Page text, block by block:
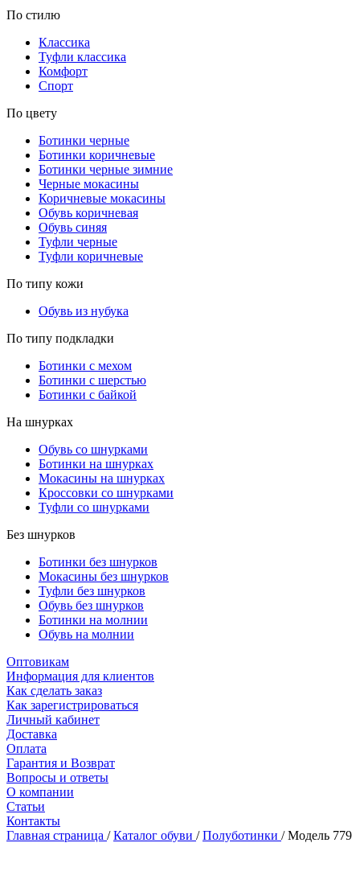
По стилю
Классика
Туфли классика
Комфорт
Спорт
По цвету
Ботинки черные
Ботинки коричневые
Ботинки черные зимние
Черные мокасины
Коричневые мокасины
Обувь коричневая
Обувь синяя
Туфли черные
Туфли коричневые
По типу кожи
Обувь из нубука
По типу подкладки
Ботинки с мехом
Ботинки с шерстью
Ботинки с байкой
На шнурках
Обувь со шнурками
Ботинки на шнурках
Мокасины на шнурках
Кроссовки со шнурками
Туфли со шнурками
Без шнурков
Ботинки без шнурков
Мокасины без шнурков
Туфли без шнурков
Обувь без шнурков
Ботинки на молнии
Обувь на молнии
Оптовикам
Информация для клиентов
Как сделать заказ
Как зарегистрироваться
Личный кабинет
Доставка
Оплата
Гарантия и Возврат
Вопросы и ответы
О компании
Статьи
Контакты
Главная страница / Каталог обуви / Полуботинки /Модель 779